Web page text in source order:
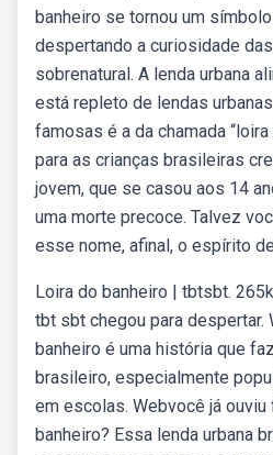
banheiro se tornou um
despertando a curiosidade
sobrenatural. A lenda urbana
está repleto de lendas
famosas é a da chamada “loira
para as crianças brasileiras
jovem, que se casou aos 14
uma morte precoce. Talvez
esse nome, afinal, o espírito
Loira do banheiro | tbtsbt.
tbt sbt chegou para despertar.
banheiro é uma história que
brasileiro, especialmente
em escolas. Webvocê já ouviu
banheiro? Essa lenda urbana